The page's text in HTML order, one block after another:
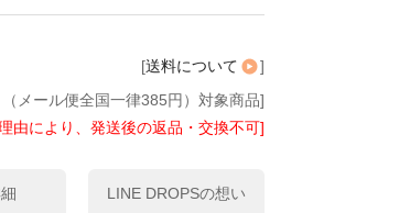
[送料について
]
メール便全国一律385円）対象商品]
由により、発送後の返品・交換不可]
LINE DROPSの想い